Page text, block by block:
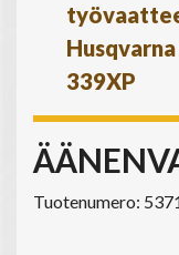
Husqvarna
339XP
Tuotenumero: